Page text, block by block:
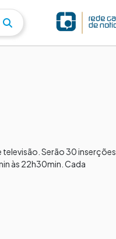
televisão. Serão 30 inserções
às 22h30min. Cada